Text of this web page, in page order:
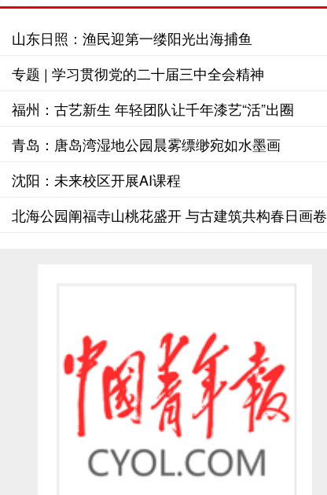
山东日照：渔民迎第一缕阳光出海捕鱼
专题 | 学习贯彻党的二十届三中全会精神
福州：古艺新生 年轻团队让千年漆艺“活”出圈
青岛：唐岛湾湿地公园晨雾缥缈宛如水墨画
沈阳：未来校区开展AI课程
北海公园阐福寺山桃花盛开 与古建筑共构春日画卷